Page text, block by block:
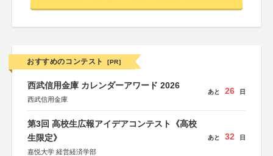
おすすめのコンテスト [PR]
西武信用金庫 カレンダーアワード 2026
西武信用金庫
あと 26 日
第3回 高校生広報アイデアコンテスト《高校
生限定》
嘉悦大学 経営経済学部
あと 32 日